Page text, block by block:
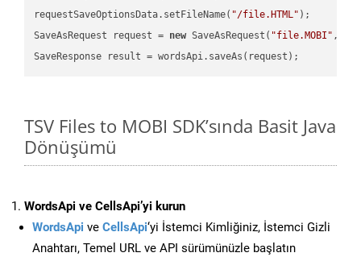
requestSaveOptionsData.setFileName( "/file.HTML" );
SaveAsRequest request = new SaveAsRequest( "file.MOBI"
TSV Files to MOBI SDK’sında Basit Java
Dönüşümü
WordsApi ve CellsApi’yi kurun
WordsApi ve CellsApi‘yi İstemci Kimliğiniz, İstemci Gizli
Anahtarı, Temel URL ve API sürümünüzle başlatın